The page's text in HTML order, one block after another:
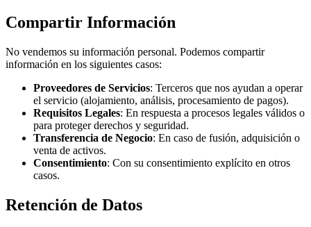
Compartir Información
No vendemos su información personal. Podemos compartir
información en los siguientes casos:
Proveedores de Servicios: Terceros que nos ayudan a operar
el servicio (alojamiento, análisis, procesamiento de pagos).
Requisitos Legales: En respuesta a procesos legales válidos o
para proteger derechos y seguridad.
Transferencia de Negocio: En caso de fusión, adquisición o
venta de activos.
Consentimiento: Con su consentimiento explícito en otros
casos.
Retención de Datos